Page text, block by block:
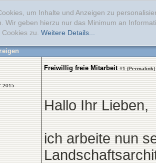
um Inhalte und Anzeigen zu
Wir geben hierzu nur das Minimum an
zu. Weitere Details...
Freiwillig freie Mitarbeit #1 (Permalink)
Hallo Ihr Lieben,
ich arbeite nun